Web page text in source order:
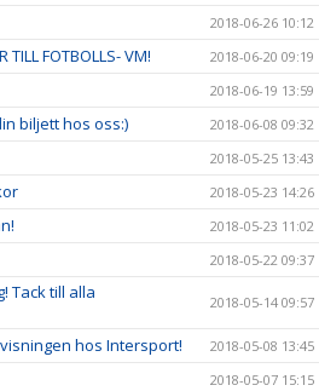
2018-06-26 10:12
TILL FOTBOLLS- VM! 2018-06-20 09:19
2018-06-19 13:59
biljett hos oss:) 2018-06-08 09:32
2018-05-25 13:43
2018-05-23 14:26
2018-05-23 11:02
2018-05-22 09:37
Tack till alla
2018-05-14 09:57
hos Intersport! 2018-05-08 13:45
2018-05-07 15:15